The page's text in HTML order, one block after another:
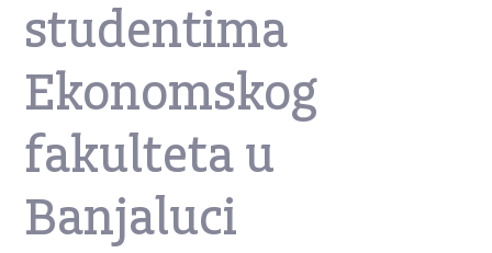
studentima
Ekonomskog
fakulteta u
Banjaluci